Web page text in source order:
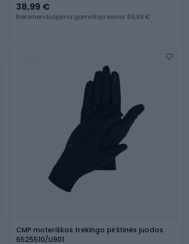
38,99 €
Rekomenduojama gamintojo kaina: 69,99 €
CMP moteriškos trekingo pirštinės juodos
6525510/U901